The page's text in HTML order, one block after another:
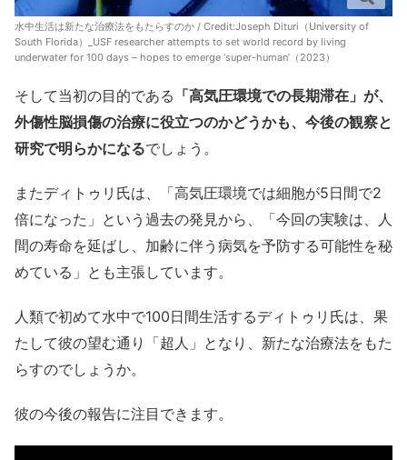
水中生活は新たな治療法をもたらすのか / Credit:Joseph Dituri（University of
South Florida）_USF researcher attempts to set world record by living
underwater for 100 days – hopes to emerge ‘super-human’（2023）
そして当初の目的である 「高気圧環境での長期滞在」が、
外傷性脳損傷の治療に役立つのかどうかも、今後の観察と
研究で明らかになるでしょう。
またディトゥリ氏は、「高気圧環境では細胞が5日間で2
倍になった」という過去の発見から、「今回の実験は、人
間の寿命を延ばし、加齢に伴う病気を予防する可能性を秘
めている」とも主張しています。
人類で初めて水中で100日間生活するディトゥリ氏は、果
たして彼の望む通り「超人」となり、新たな治療法をもた
らすのでしょうか。
彼の今後の報告に注目できます。